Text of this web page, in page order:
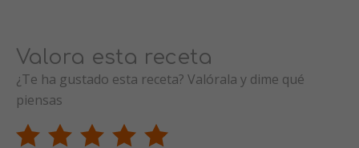
Valora esta receta
¿Te ha gustado esta receta? Valórala y dime qué
piensas